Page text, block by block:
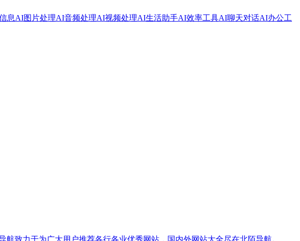
息AI图片处理AI音频处理AI视频处理AI生活助手AI效率工具AI聊天对话AI办公工
致力于为广大用户推荐各行各业优秀网站，国内外网站大全尽在北陌导航。